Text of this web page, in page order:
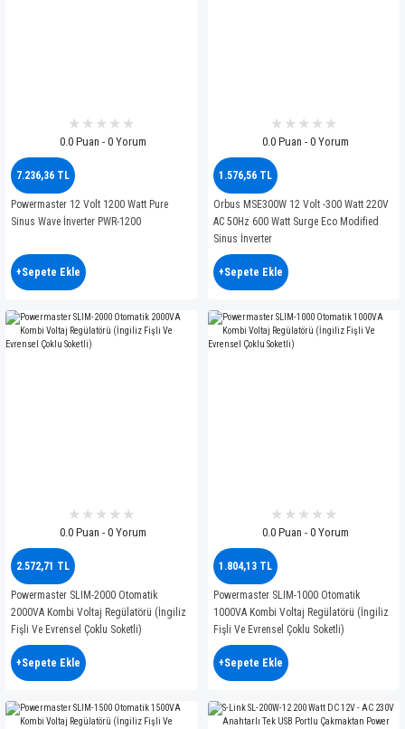
0.0 Puan - 0 Yorum
7.236,36 TL
Powermaster 12 Volt 1200 Watt Pure
Sinus Wave İnverter PWR-1200
+Sepete Ekle
0.0 Puan - 0 Yorum
1.576,56 TL
Orbus MSE300W 12 Volt -300 Watt 220V
AC 50Hz 600 Watt Surge Eco Modified
Sinus İnverter
+Sepete Ekle
0.0 Puan - 0 Yorum
2.572,71 TL
Powermaster SLIM-2000 Otomatik
2000VA Kombi Voltaj Regülatörü (İngiliz
Fişli Ve Evrensel Çoklu Soketli)
+Sepete Ekle
0.0 Puan - 0 Yorum
1.804,13 TL
Powermaster SLIM-1000 Otomatik
1000VA Kombi Voltaj Regülatörü (İngiliz
Fişli Ve Evrensel Çoklu Soketli)
+Sepete Ekle